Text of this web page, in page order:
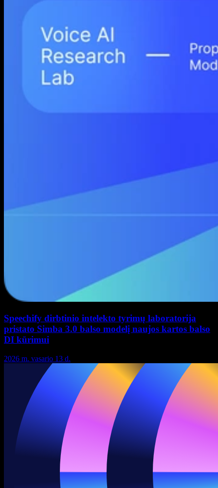
Speechify dirbtinio intelekto tyrimų laboratorija
pristato Simba 3.0 balso modelį naujos kartos balso
DI kūrimui
2026 m. vasario 13 d.